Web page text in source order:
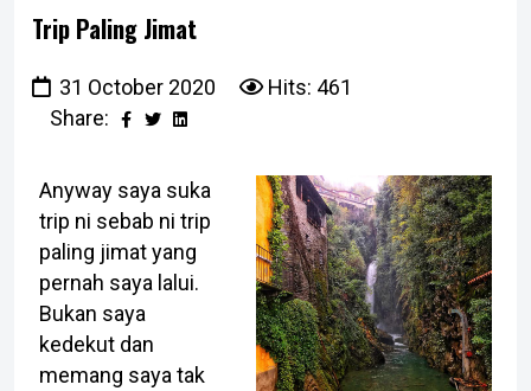
Trip Paling Jimat
31 October 2020
Hits: 461
Share:
Anyway saya suka
trip ni sebab ni trip
paling jimat yang
pernah saya lalui.
Bukan saya
kedekut dan
memang saya tak